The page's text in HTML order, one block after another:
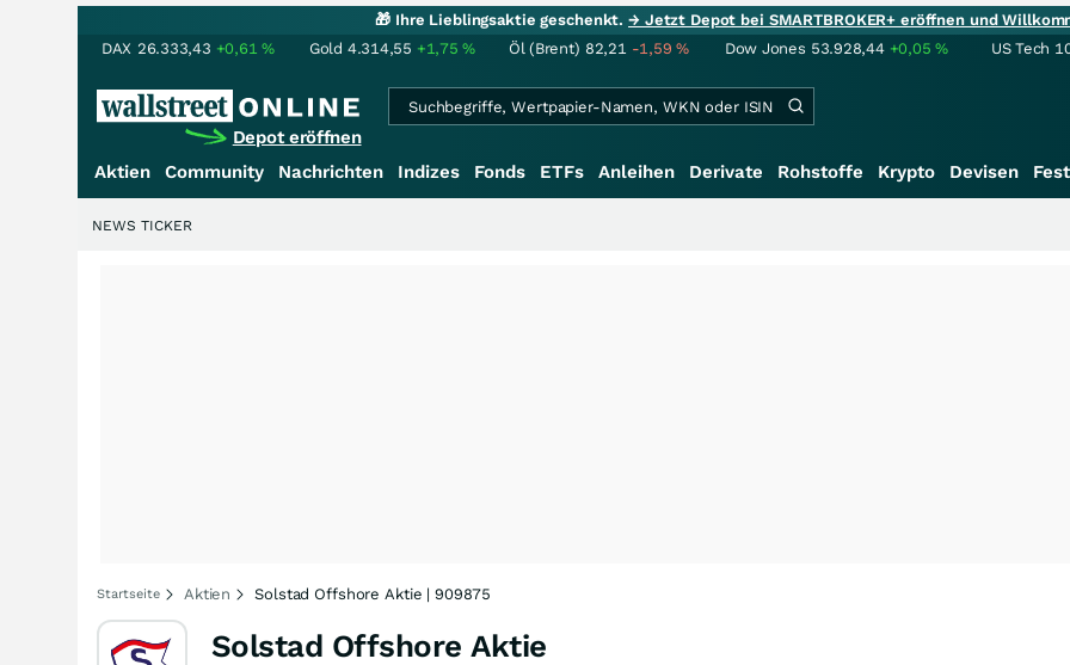
🎁 Ihre Lieblingsaktie geschenkt.→ Jetzt Depot bei SMARTBROKER+ eröffnen und
DAX 26.333,43 +0,61% Gold 4.314,55 +1,75% Öl (Brent) 82,21 -1,59% Dow Jones 53.928,44 +0,05% US Tech
Depot eröffnen
Aktien Community Nachrichten Indizes Fonds ETFs Anleihen Derivate Rohstoffe Krypto Devisen
NEWS TICKER
Startseite Aktien Solstad Offshore Aktie | 909875
Solstad Offshore Aktie